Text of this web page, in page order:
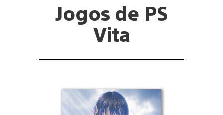
Jogos de PS
Vita